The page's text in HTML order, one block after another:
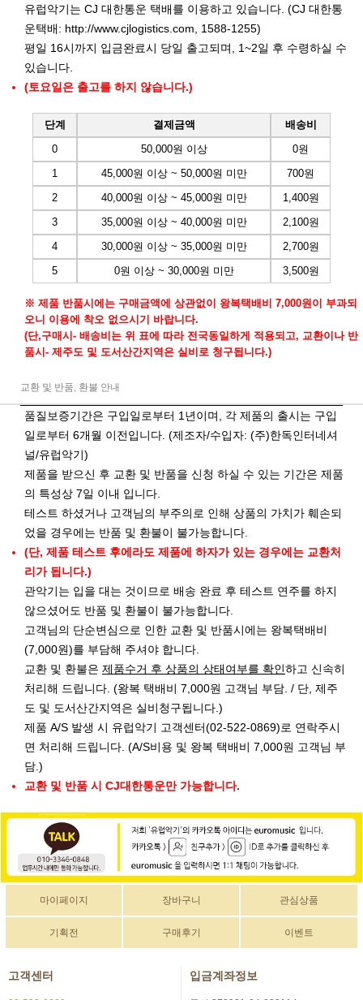
유럽악기는 CJ 대한통운 택배를 이용하고 있습니다. (CJ 대한통
운택배: http://www.cjlogistics.com , 1588-1255)
평일 16시까지 입금완료시 당일 출고되며, 1~2일 후 수령하실 수
있습니다.
(토요일은 출고를 하지 않습니다.)
단계 결제금액
배송비
0
50,000원 이상
0원
1
45,000원 이상 ~ 50,000원 미만
700원
2
40,000원 이상 ~ 45,000원 미만
1,400원
3
35,000원 이상 ~ 40,000원 미만
2,100원
4
30,000원 이상 ~ 35,000원 미만
2,700원
5
0원 이상 ~ 30,000원 미만 3,500원
※ 제품 반품시에는 구매금액에 상관없이 왕복택배비 7,000원이 부과되
오니 이용에 착오 없으시기 바랍니다.
(단,구매시- 배송비는 위 표에 따라 전국동일하게 적용되고, 교환이나 반
품시- 제주도 및 도서산간지역은 실비로 청구됩니다.)
교환 및 반품, 환불 안내
품질보증기간은 구입일로부터 1년이며, 각 제품의 출시는 구입
일로부터 6개월 이전입니다. (제조자/수입자: (주)한독인터네셔
널/유럽악기)
제품을 받으신 후 교환 및 반품을 신청 하실 수 있는 기간은 제품
의 특성상 7일 이내 입니다.
테스트 하셨거나 고객님의 부주의로 인해 상품의 가치가 훼손되
었을 경우에는 반품 및 환불이 불가능합니다.
(단, 제품 테스트 후에라도 제품에 하자가 있는 경우에는 교환처
리가 됩니다.)
관악기는 입을 대는 것이므로 배송 완료 후 테스트 연주를 하지
않으셨어도 반품 및 환불이 불가능합니다.
고객님의 단순변심으로 인한 교환 및 반품시에는 왕복택배비
(7,000원)를 부담해 주셔야 합니다.
교환 및 환불은 제품수거 후 상품의 상태여부를 확인하고 신속히
처리해 드립니다. (왕복 택배비 7,000원 고객님 부담. / 단, 제주
도 및 도서산간지역은 실비청구됩니다.)
제품 A/S 발생 시 유럽악기 고객센터(02-522-0869)로 연락주시
면 처리해 드립니다. (A/S비용 및 왕복 택배비 7,000원 고객님 부
담.)
교환 및 반품 시 CJ대한통운만 가능합니다.
마이페이지 장바구니 관심상품
기획전 구매후기 이벤트
고객센터 입금계좌정보